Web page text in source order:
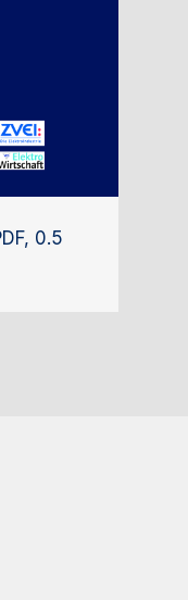
0.5